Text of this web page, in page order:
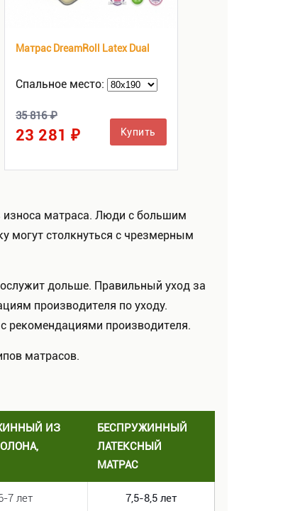
Матрас DreamRoll Latex Dual
Спальное место:
35 816 ₽
23 281 ₽ Купить
износа матраса. Люди с большим
могут столкнуться с чрезмерным
дольше. Правильный уход за
производителя по уходу.
рекомендациями производителя.
матрасов.
ИЗ
БЕСПРУЖИННЫЙ
ЛАТЕКСНЫЙ
МАТРАС
7 лет 7,5-8,5 лет